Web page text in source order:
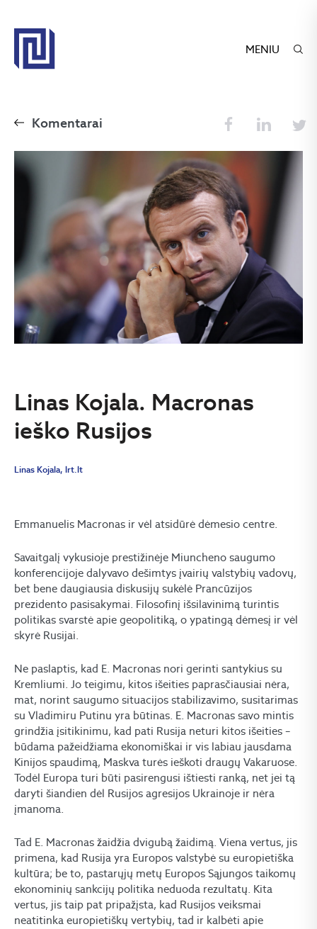
MENIU
Komentarai
Linas Kojala. Macronas
ieško Rusijos
Linas Kojala, lrt.lt
Emmanuelis Macronas ir vėl atsidūrė dėmesio centre.
Savaitgalį vykusioje prestižinėje Miuncheno saugumo
konferencijoje dalyvavo dešimtys įvairių valstybių vadovų,
bet bene daugiausia diskusijų sukėlė Prancūzijos
prezidento pasisakymai. Filosofinį išsilavinimą turintis
politikas svarstė apie geopolitiką, o ypatingą dėmesį ir vėl
skyrė Rusijai.
Ne paslaptis, kad E. Macronas nori gerinti santykius su
Kremliumi. Jo teigimu, kitos išeities paprasčiausiai nėra,
mat, norint saugumo situacijos stabilizavimo, susitarimas
su Vladimiru Putinu yra būtinas. E. Macronas savo mintis
grindžia įsitikinimu, kad pati Rusija neturi kitos išeities –
būdama pažeidžiama ekonomiškai ir vis labiau jausdama
Kinijos spaudimą, Maskva turės ieškoti draugų Vakaruose.
Todėl Europa turi būti pasirengusi ištiesti ranką, net jei tą
daryti šiandien dėl Rusijos agresijos Ukrainoje ir nėra
įmanoma.
Tad E. Macronas žaidžia dvigubą žaidimą. Viena vertus, jis
primena, kad Rusija yra Europos valstybė su europietiška
kultūra; be to, pastarųjų metų Europos Sąjungos taikomų
ekonominių sankcijų politika neduoda rezultatų. Kita
vertus, jis taip pat pripažįsta, kad Rusijos veiksmai
neatitinka europietiškų vertybių, tad ir kalbėti apie